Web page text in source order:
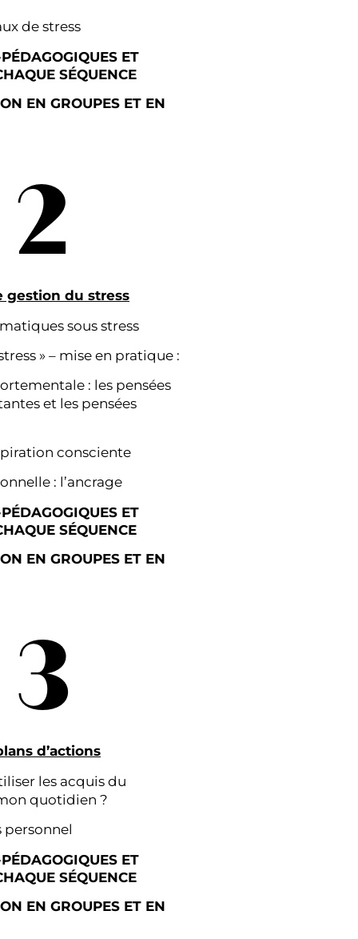
de stress
ET
SÉQUENCE
EN GROUPES ET EN
2
gestion du stress
sous stress
» – mise en pratique :
: les pensées
et les pensées
consciente
: l’ancrage
ET
SÉQUENCE
EN GROUPES ET EN
3
d’actions
les acquis du
quotidien ?
personnel
ET
SÉQUENCE
EN GROUPES ET EN